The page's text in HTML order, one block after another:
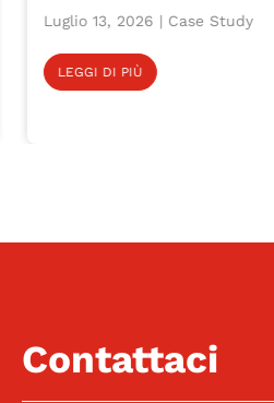
Luglio 13, 2026
LEGGI DI PIÙ
Contattaci